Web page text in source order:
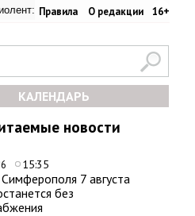
Правила О редакции 16+
Казачья бухта: +26.1°C
Керчь: +30.6°C Никитский сад:
КАЛЕНДАРЬ
новости
15:35
7 августа
без